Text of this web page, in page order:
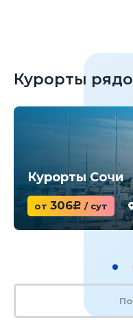
Курорты
Курорты Сочи
от 306c / сут